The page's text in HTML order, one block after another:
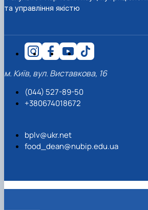
та управління якістю
м. Київ, вул. Виставкова, 16
(044) 527-89-50
+380674018672
bplv@ukr.net
food_dean@nubip.edu.ua